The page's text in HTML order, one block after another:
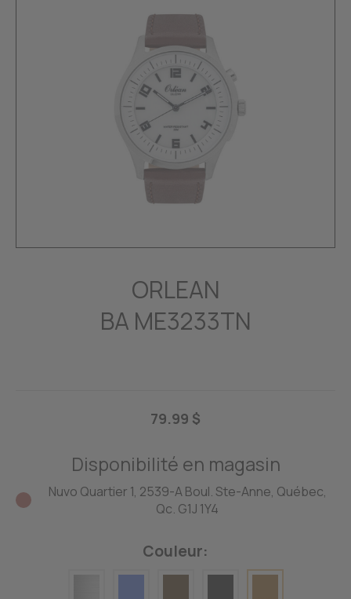
ORLEAN
BA ME3233TN
79.99 $
Disponibilité en magasin
Nuvo Quartier 1, 2539-A Boul. Ste-Anne, Québec,
Qc. G1J 1Y4
Couleur: